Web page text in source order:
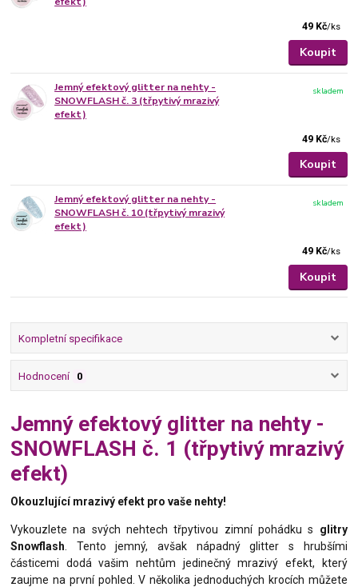
49 Kč/ks
Koupit
Jemný efektový glitter na nehty -
SNOWFLASH č. 3 (třpytivý mrazivý
efekt)
49 Kč/ks
skladem
Koupit
Jemný efektový glitter na nehty -
SNOWFLASH č. 10 (třpytivý mrazivý
efekt)
49 Kč/ks
skladem
Koupit
Kompletní specifikace
Hodnocení 0
Jemný efektový glitter na nehty -
SNOWFLASH č. 1 (třpytivý mrazivý
efekt)
Okouzlující mrazivý efekt pro vaše nehty!
Vykouzlete na svých nehtech třpytivou zimní pohádku s glitry
Snowflash . Tento jemný, avšak nápadný glitter s hrubšími
částicemi dodá vašim nehtům jedinečný mrazivý efekt, který
zaujme na první pohled. V několika jednoduchých krocích můžete